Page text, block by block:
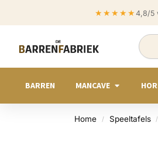
★★★★★ 4,8/5
BARREN MANCAVE
Home / Speeltafels /